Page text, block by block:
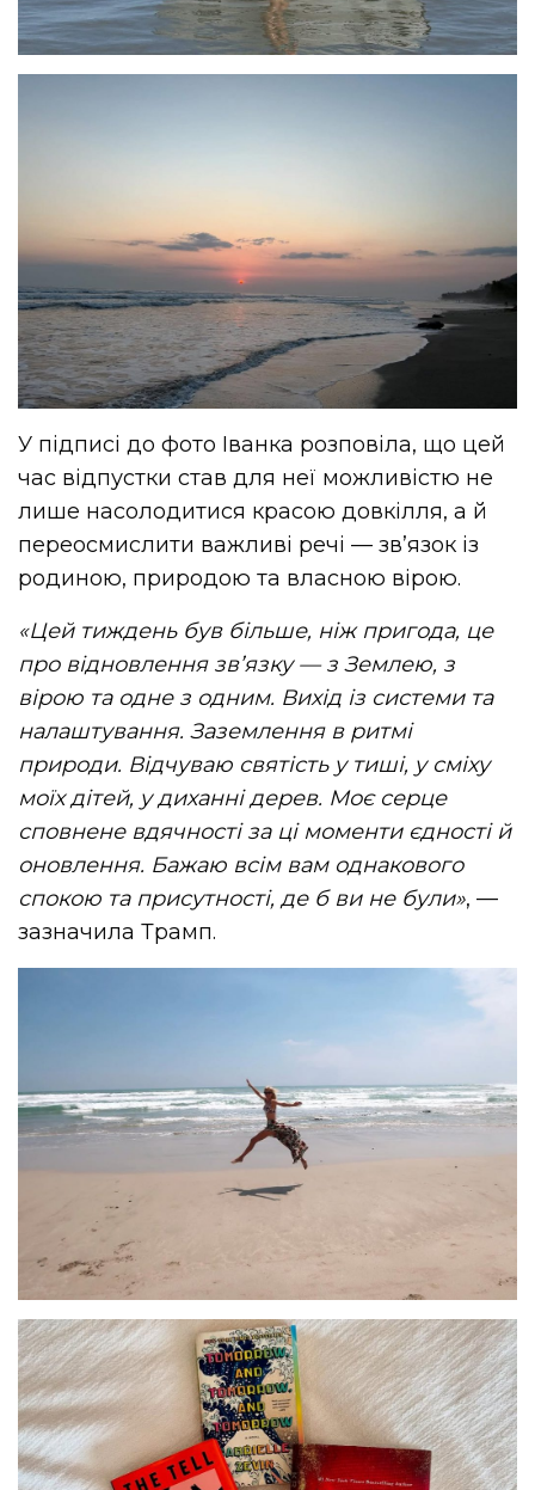
У підписі до фото Іванка розповіла, що цей
час відпустки став для неї можливістю не
лише насолодитися красою довкілля, а й
переосмислити важливі речі — зв’язок із
родиною, природою та власною вірою.
«Цей тиждень був більше, ніж пригода, це
про відновлення зв’язку — з Землею, з
вірою та одне з одним. Вихід із системи та
налаштування. Заземлення в ритмі
природи. Відчуваю святість у тиші, у сміху
моїх дітей, у диханні дерев. Моє серце
сповнене вдячності за ці моменти єдності й
оновлення. Бажаю всім вам однакового
спокою та присутності, де б ви не були», —
зазначила Трамп.